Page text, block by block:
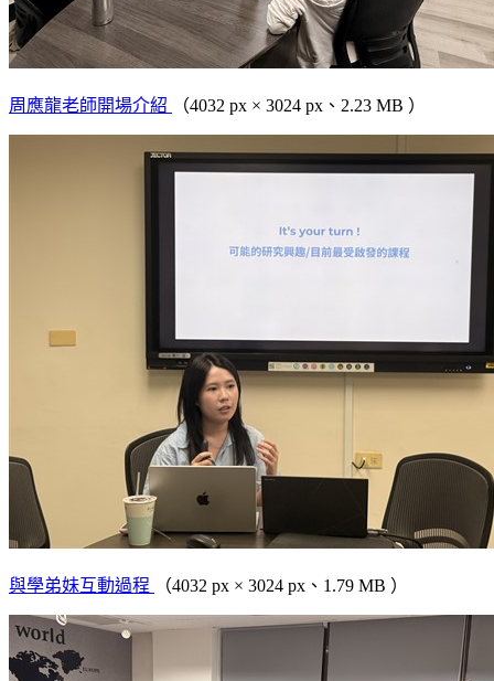
周應龍老師開場介紹 （4032 px × 3024 px、2.23 MB ）
與學弟妹互動過程 （4032 px × 3024 px、1.79 MB ）